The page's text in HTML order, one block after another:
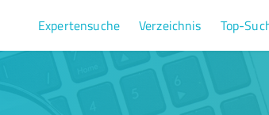
Expertensuche Verzeichnis Top-